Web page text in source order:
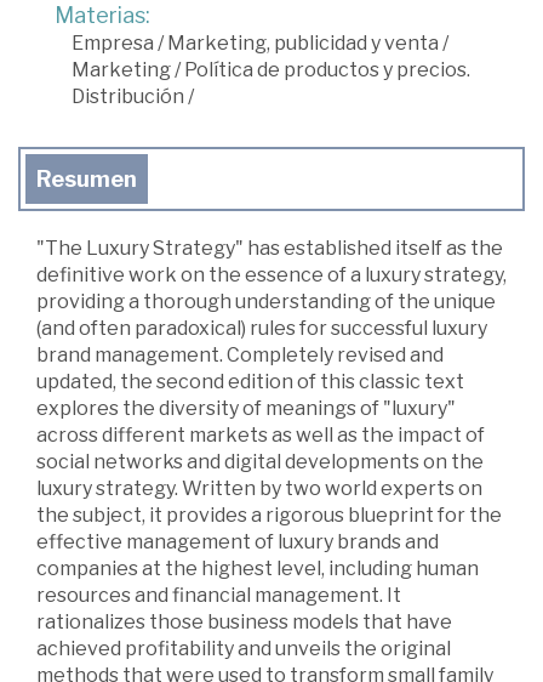
Materias:
Empresa / Marketing, publicidad y venta /
Marketing/ Política de productos y precios.
Distribución /
Resumen
"The Luxury Strategy" has established itself as the
definitive work on the essence of a luxury strategy,
providing a thorough understanding of the unique
(and often paradoxical) rules for successful luxury
brand management. Completely revised and
updated, the second edition of this classic text
explores the diversity of meanings of "luxury"
across different markets as well as the impact of
social networks and digital developments on the
luxury strategy. Written by two world experts on
the subject, it provides a rigorous blueprint for the
effective management of luxury brands and
companies at the highest level, including human
resources and financial management. It
rationalizes those business models that have
achieved profitability and unveils the original
methods that were used to transform small family